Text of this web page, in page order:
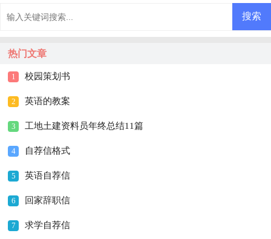
热门文章
1 校园策划书
2 英语的教案
3 工地土建资料员年终总结11篇
4 自荐信格式
5 英语自荐信
6 回家辞职信
7 求学自荐信